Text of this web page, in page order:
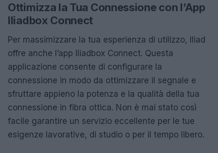
Ottimizza la Tua Connessione con l’App
Iliadbox Connect
Per massimizzare la tua esperienza di utilizzo, Iliad
offre anche l’app Iliadbox Connect. Questa
applicazione consente di configurare la
connessione in modo da ottimizzare il segnale e
sfruttare appieno la potenza e la qualità della tua
connessione in fibra ottica. Non è mai stato così
facile garantire un servizio eccellente per le tue
esigenze lavorative, di studio o per il tempo libero.